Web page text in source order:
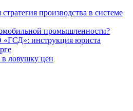
производства в системе
промышленности?
«ГСД»: инструкция юриста
в ловушку цен